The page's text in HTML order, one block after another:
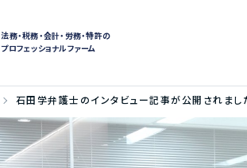
法務・税務・会計・労務・特許の
プロフェッショナルファーム
石田学弁護士のインタビュー記事が公開されまし